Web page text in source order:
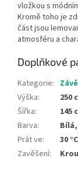
vložkou s
Kromě toho je
část jsou
atmosféru a
Doplňkové
Kategorie:
Výška:
250
Šířka:
145
Barva:
Prát ve:
30 °C
Zavěšení: